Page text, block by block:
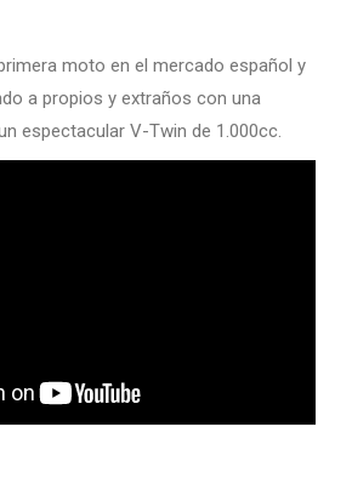
moto en el mercado español y
a propios y extraños con una
espectacular V-Twin de 1.000cc.